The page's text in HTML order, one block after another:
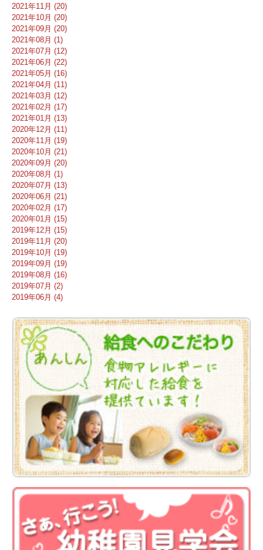
2021年11月 (20)
2021年10月 (20)
2021年09月 (20)
2021年08月 (1)
2021年07月 (12)
2021年06月 (22)
2021年05月 (16)
2021年04月 (11)
2021年03月 (12)
2021年02月 (17)
2021年01月 (13)
2020年12月 (11)
2020年11月 (19)
2020年10月 (21)
2020年09月 (20)
2020年08月 (1)
2020年07月 (13)
2020年06月 (21)
2020年02月 (17)
2020年01月 (15)
2019年12月 (15)
2019年11月 (20)
2019年10月 (19)
2019年09月 (19)
2019年08月 (16)
2019年07月 (2)
2019年06月 (4)